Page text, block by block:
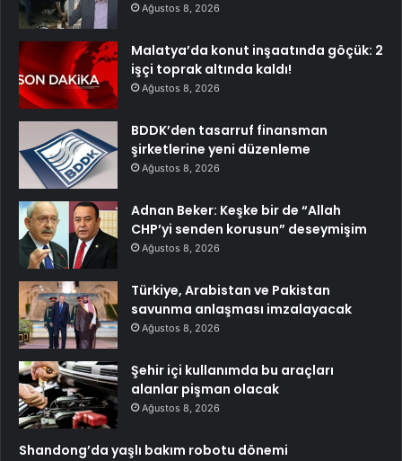
Ağustos 8, 2026
Malatya’da konut inşaatında göçük: 2
işçi toprak altında kaldı!
Ağustos 8, 2026
BDDK’den tasarruf finansman
şirketlerine yeni düzenleme
Ağustos 8, 2026
Adnan Beker: Keşke bir de “Allah
CHP’yi senden korusun” deseymişim
Ağustos 8, 2026
Türkiye, Arabistan ve Pakistan
savunma anlaşması imzalayacak
Ağustos 8, 2026
Şehir içi kullanımda bu araçları
alanlar pişman olacak
Ağustos 8, 2026
Shandong’da yaşlı bakım robotu dönemi